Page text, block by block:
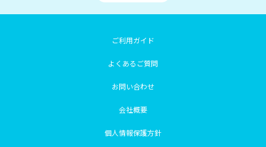
ご利用ガイド
よくあるご質問
お問い合わせ
会社概要
個人情報保護方針